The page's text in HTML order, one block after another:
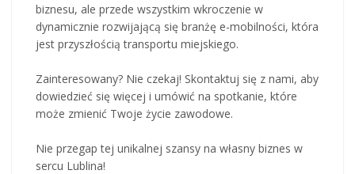
biznesu, ale przede wszystkim wkroczenie w
dynamicznie rozwijającą się branżę e-mobilności, która
jest przyszłością transportu miejskiego.
Zainteresowany? Nie czekaj! Skontaktuj się z nami, aby
dowiedzieć się więcej i umówić na spotkanie, które
może zmienić Twoje życie zawodowe.
Nie przegap tej unikalnej szansy na własny biznes w
sercu Lublina!